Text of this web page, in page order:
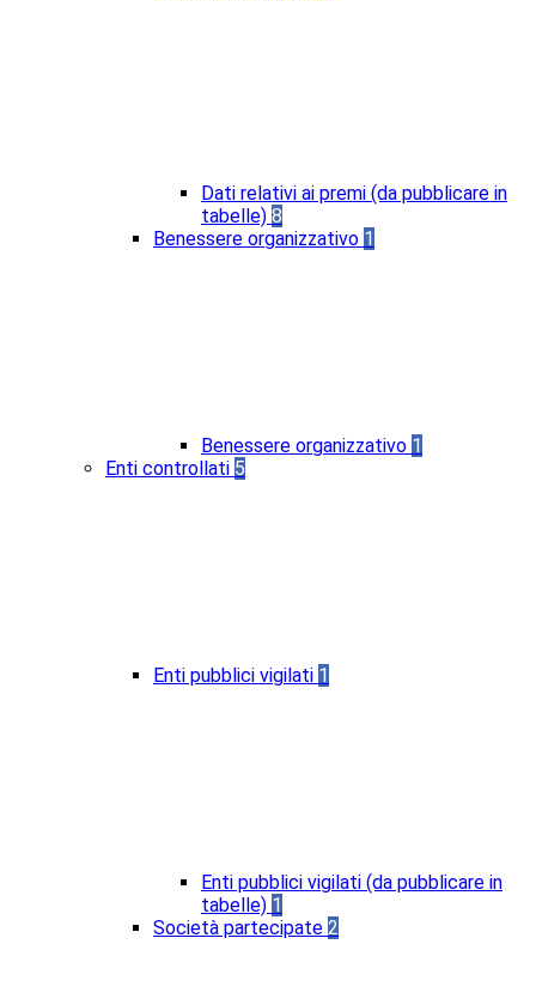
Dati relativi ai premi (da pubblicare in
tabelle) 8
Benessere organizzativo 1
Benessere organizzativo 1
Enti controllati 5
Enti pubblici vigilati 1
Enti pubblici vigilati (da pubblicare in
tabelle) 1
Società partecipate 2